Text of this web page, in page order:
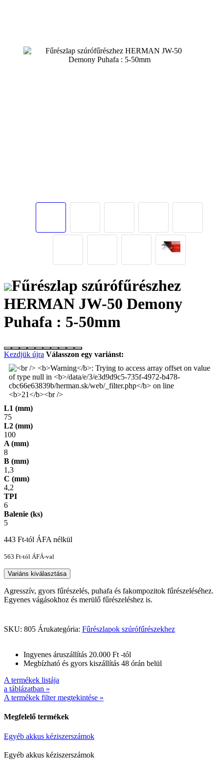
Fűrészlap szúrófűrészhez
HERMAN JW-50 Demony
Puhafa : 5-50mm
Kezdjük újra Válasszon egy variánst:
L1 (mm)
75
L2 (mm)
100
A (mm)
8
B (mm)
1,3
C (mm)
4,2
TPI
6
Balenie (ks)
5
443 Ft-tól ÁFA nélkül
563 Ft-tól ÁFÁ-val
Variáns kiválasztása
Agresszív, gyors fűrészelés, puhafa és fakompozitok fűrészeléséhez.
Egyenes vágásokhoz és merülő fűrészeléshez is.
SKU: 805 Árukategória: Fűrészlapok szúrófűrészekhez
Ingyenes áruszállítás 20.000 Ft -tól
Megbízható és gyors kiszállítás 48 órán belül
A termékek listája
a táblázatban »
A termékek filter megtekintése »
Megfelelő termékek
Egyéb akkus kéziszerszámok
Egyéb akkus kéziszerszámok
Egyéb akkus kéziszerszámok